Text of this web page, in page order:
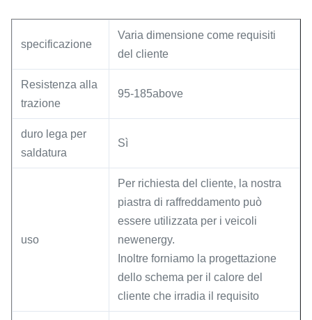
specificazione
Varia dimensione come requisiti
del cliente
Resistenza alla
trazione
95-185above
duro lega per
saldatura
Sì
uso
Per richiesta del cliente, la nostra
piastra di raffreddamento può
essere utilizzata per i veicoli
newenergy.
Inoltre forniamo la progettazione
dello schema per il calore del
cliente che irradia il requisito